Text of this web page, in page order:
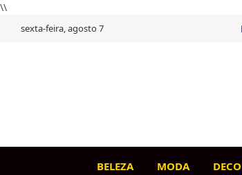
\\
sexta-feira, agosto 7
BELEZA MODA